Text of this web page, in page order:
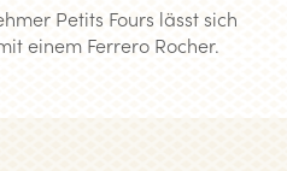
Petits Fours lässt sich
einem Ferrero Rocher.